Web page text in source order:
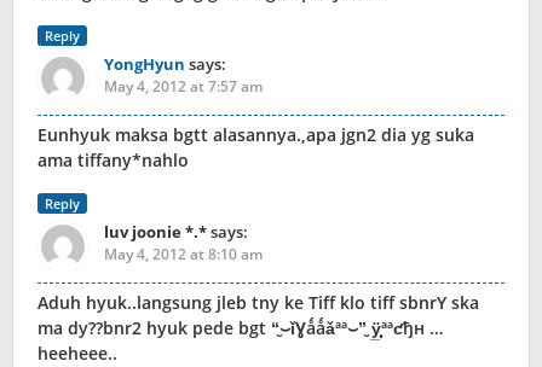
Reply
YongHyun says:
May 4, 2012 at 7:57 am
Eunhyuk maksa bgtt alasannya.,apa jgn2 dia yg suka
ama tiffany*nahlo
Reply
luv joonie *.*says:
May 4, 2012 at 8:10 am
Aduh hyuk..langsung jleb tny ke Tiff klo tiff sbnrY ska
ma dy??bnr2 hyuk pede bgt “̮⌣ǐƔǻǻǎªª⌣”̮ ÿ̲̣̣̣̥ªªƈђн …
heeheee..